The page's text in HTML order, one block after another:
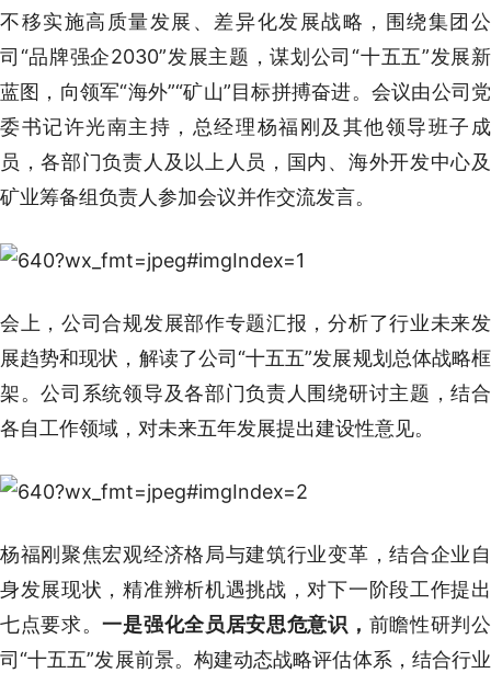
不移实施高质量发展、差异化发展战略，围绕集团公
司“品牌强企2030”发展主题，谋划公司“十五五”发展新
蓝图，向领军“海外”“矿山”目标拼搏奋进。会议由公司党
委书记许光南主持，总经理杨福刚及其他领导班子成
员，各部门负责人及以上人员，国内、海外开发中心及
矿业筹备组负责人参加会议并作交流发言。
会上，公司合规发展部作专题汇报，分析了行业未来发
展趋势和现状，解读了公司“十五五”发展规划总体战略框
架。公司系统领导及各部门负责人围绕研讨主题，结合
各自工作领域，对未来五年发展提出建设性意见。
杨福刚聚焦宏观经济格局与建筑行业变革，结合企业自
身发展现状，精准辨析机遇挑战，对下一阶段工作提出
七点要求。一是强化全员居安思危意识， 前瞻性研判公
司“十五五”发展前景。构建动态战略评估体系，结合行业